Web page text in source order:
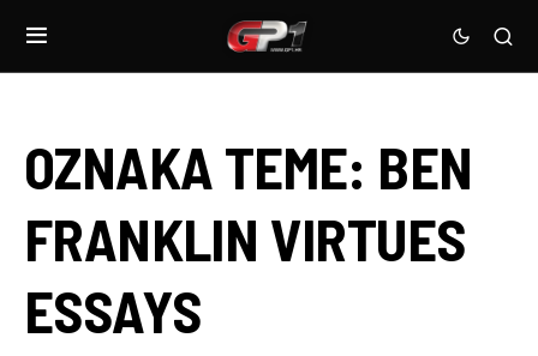
OZNAKA TEME: BEN
FRANKLIN VIRTUES
ESSAYS